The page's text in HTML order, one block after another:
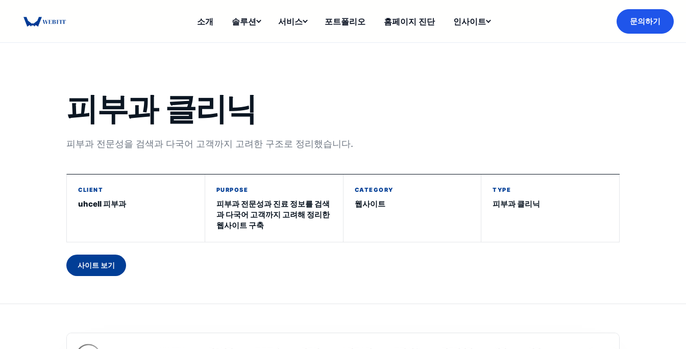
소개 솔루션 서비스 포트폴리오 홈페이지 진단 인사이트 문의하기
피부과 클리닉
피부과 전문성을 검색과 다국어 고객까지 고려한 구조로 정리했습니다.
CLIENT
uhcell 피부과
PURPOSE
피부과 전문성과 진료 정보를 검색
과 다국어 고객까지 고려해 정리한
웹사이트 구축
CATEGORY
웹사이트
TYPE
피부과 클리닉
사이트 보기